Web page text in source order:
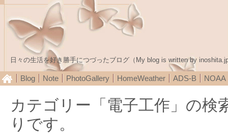
日々の生活を好き勝手につづったブログ（My blog is written by
Blog Note PhotoGallery HomeWeather ADS-B NOAA
カテゴリー「電子工作」の検
りです。